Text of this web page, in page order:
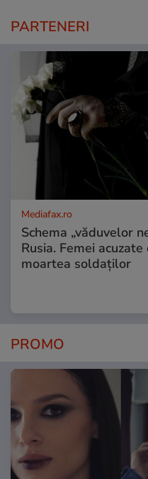
PARTENERI
Mediafax.ro
Schema „văduvelor
Rusia. Femei
moartea soldaților
PROMO